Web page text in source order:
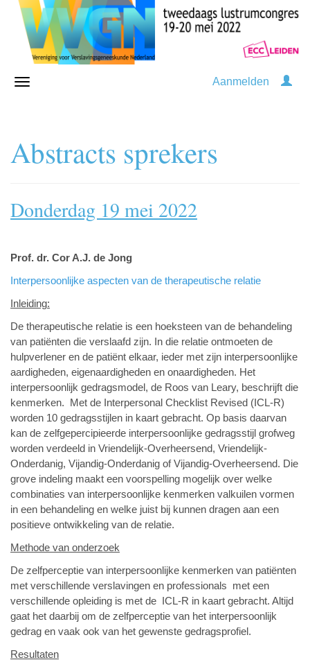
Aanmelden
Abstracts sprekers
Donderdag 19 mei 2022
Prof. dr. Cor A.J. de Jong
Interpersoonlijke aspecten van de therapeutische relatie
Inleiding:
De therapeutische relatie is een hoeksteen van de behandeling
van patiënten die verslaafd zijn. In die relatie ontmoeten de
hulpverlener en de patiënt elkaar, ieder met zijn interpersoonlijke
aardigheden, eigenaardigheden en onaardigheden. Het
interpersoonlijk gedragsmodel, de Roos van Leary, beschrijft die
kenmerken. Met de Interpersonal Checklist Revised (ICL-R)
worden 10 gedragsstijlen in kaart gebracht. Op basis daarvan
kan de zelfgepercipieerde interpersoonlijke gedragsstijl grofweg
worden verdeeld in Vriendelijk-Overheersend, Vriendelijk-
Onderdanig, Vijandig-Onderdanig of Vijandig-Overheersend. Die
grove indeling maakt een voorspelling mogelijk over welke
combinaties van interpersoonlijke kenmerken valkuilen vormen
in een behandeling en welke juist bij kunnen dragen aan een
positieve ontwikkeling van de relatie.
Methode van onderzoek
De zelfperceptie van interpersoonlijke kenmerken van patiënten
met verschillende verslavingen en professionals met een
verschillende opleiding is met de ICL-R in kaart gebracht. Altijd
gaat het daarbij om de zelfperceptie van het interpersoonlijk
gedrag en vaak ook van het gewenste gedragsprofiel.
Resultaten